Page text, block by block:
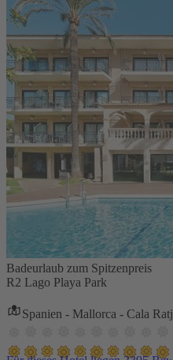
Badeurlaub zum Spitzenpreis
R2 Lago Playa Park
Spanien - Mallorca - Cala